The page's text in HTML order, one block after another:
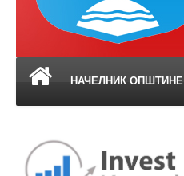
НАЧЕЛНИК ОПШТИНЕ